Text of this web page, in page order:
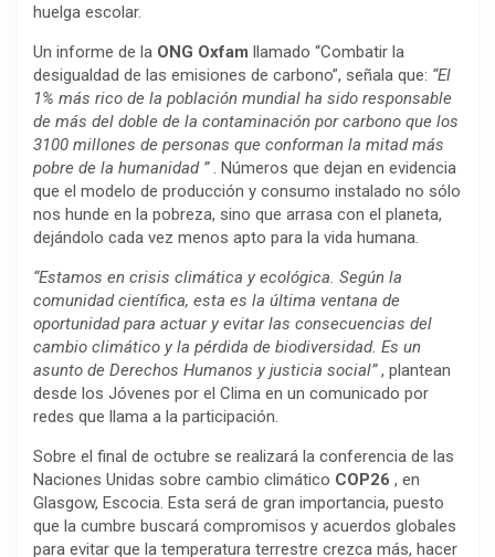
huelga escolar.
Un informe de la ONG Oxfam llamado “Combatir la
desigualdad de las emisiones de carbono”, señala que: “El
1% más rico de la población mundial ha sido responsable
de más del doble de la contaminación por carbono que los
3100 millones de personas que conforman la mitad más
pobre de la humanidad ”. Números que dejan en evidencia
que el modelo de producción y consumo instalado no sólo
nos hunde en la pobreza, sino que arrasa con el planeta,
dejándolo cada vez menos apto para la vida humana.
“Estamos en crisis climática y ecológica. Según la
comunidad científica, esta es la última ventana de
oportunidad para actuar y evitar las consecuencias del
cambio climático y la pérdida de biodiversidad. Es un
asunto de Derechos Humanos y justicia social”, plantean
desde los Jóvenes por el Clima en un comunicado por
redes que llama a la participación.
Sobre el final de octubre se realizará la conferencia de las
Naciones Unidas sobre cambio climático COP26 , en
Glasgow, Escocia. Esta será de gran importancia, puesto
que la cumbre buscará compromisos y acuerdos globales
para evitar que la temperatura terrestre crezca más, hacer